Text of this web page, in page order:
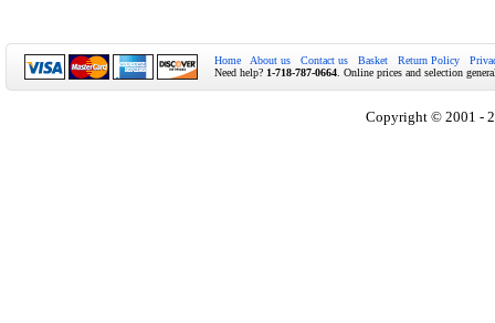
Home About us Contact us Basket Return Policy
Need help? 1-718-787-0664 . Online prices and selection
Copyright © 2001 -